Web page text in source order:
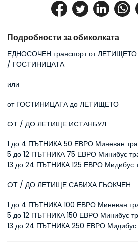
Подробности за обиколката
ЕДНОСОЧЕН транспорт от
/ ГОСТИНИЦАТА
или
от ГОСТИНИЦАТА до ЛЕТИЩЕТО
OТ / ДО ЛЕТИЩЕ ИСТАНБУЛ
1 до 4 ПЪТНИКА 50 ЕВРО Миневан
5 до 12 ПЪТНИКА 75 ЕВРО Минибус
13 до 24 ПЪТНИКА 125 ЕВРО Мидибус
OТ / ДО ЛЕТИЩЕ САБИХА ГЬОКЧЕН
1 до 4 ПЪТНИКА 100 ЕВРО Миневан
5 до 12 ПЪТНИКА 150 ЕВРО Минибус
13 до 24 ПЪТНИКА 250 ЕВРО Мидибус